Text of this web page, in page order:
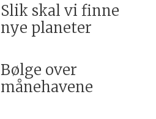
Slik skal vi finne
nye planeter
Bølge over
månehavene